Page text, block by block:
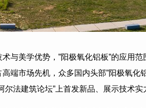
与美学优势，”阳极氧化铝板”的应用
端市场先机，众多国内头部”阳极氧化
法建筑论坛”上首发新品、展示技术实